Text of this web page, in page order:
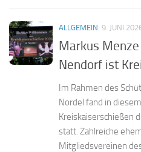
ALLGEMEIN 9. JUNI
Markus
Nendorf ist
Im Rahmen des
Nordel fand in
Kreiskaiserschießen
statt. Zahlreiche
Mitgliedsvereinen